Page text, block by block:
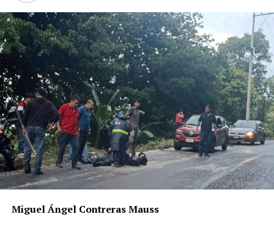
Hallan muerto a ´magistrade’
Miguel Ángel Contreras Mauss